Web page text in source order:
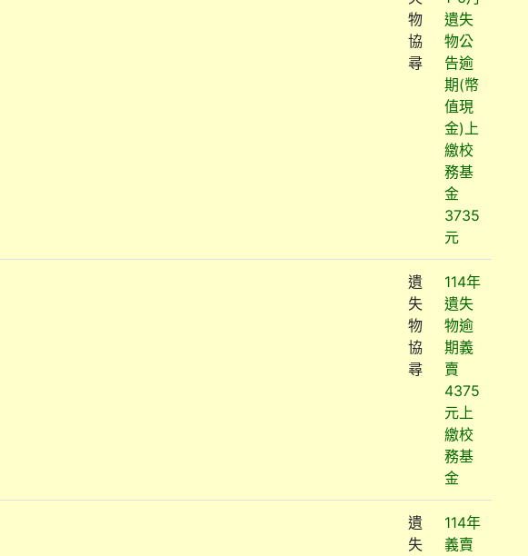
物
協
尋
遺失
物公
告逾
期(幣
值現
金)上
繳校
務基
金
3735
元
遺
失
物
協
尋
114年
遺失
物逾
期義
賣
4375
元上
繳校
務基
金
遺
失
114年
義賣